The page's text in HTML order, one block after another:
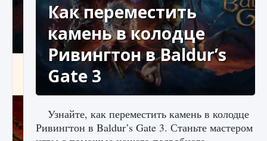
Как создавать предметы в Creatures of Ava
9 августа 2024 1 266
Как переместить
камень в колодце
Ривингтон в Baldur’s
Gate 3
Узнайте, как переместить камень в колодце
Ривингтон в Baldur’s Gate 3. Станьте мастером